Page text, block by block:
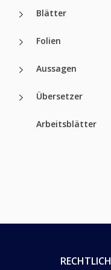
Blätter
Folien
Aussagen
Übersetzer
Arbeitsblätter
RECHTLICH